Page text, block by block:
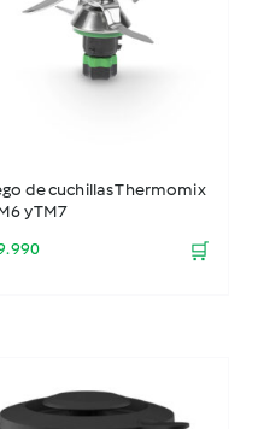
de cuchillas Thermomix
y TM7
🛒